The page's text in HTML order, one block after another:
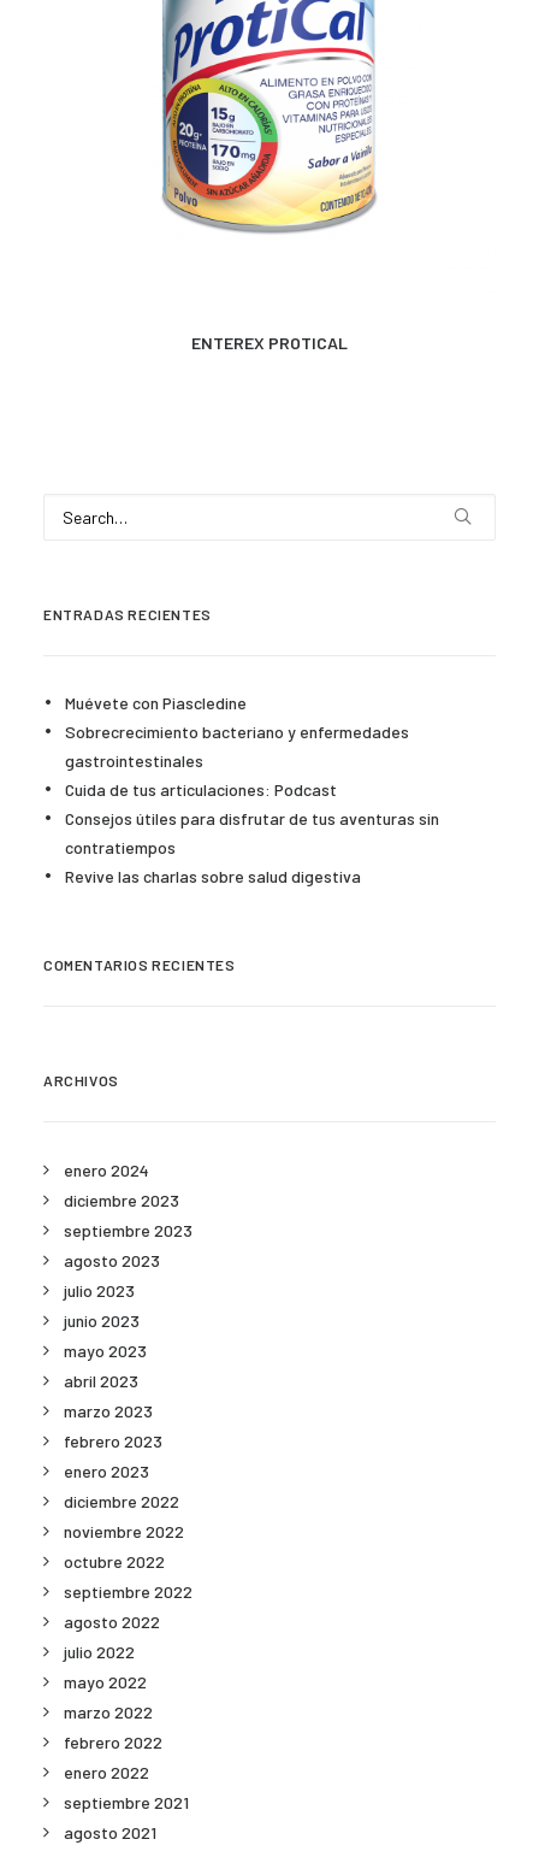
MÁS INFORMACIÓN
ENTEREX PROTICAL
ENTRADAS RECIENTES
Muévete con Piascledine
Sobrecrecimiento bacteriano y enfermedades
gastrointestinales
Cuida de tus articulaciones: Podcast
Consejos útiles para disfrutar de tus aventuras sin
contratiempos
Revive las charlas sobre salud digestiva
COMENTARIOS RECIENTES
ARCHIVOS
enero 2024
diciembre 2023
septiembre 2023
agosto 2023
julio 2023
junio 2023
mayo 2023
abril 2023
marzo 2023
febrero 2023
enero 2023
diciembre 2022
noviembre 2022
octubre 2022
septiembre 2022
agosto 2022
julio 2022
mayo 2022
marzo 2022
febrero 2022
enero 2022
septiembre 2021
agosto 2021